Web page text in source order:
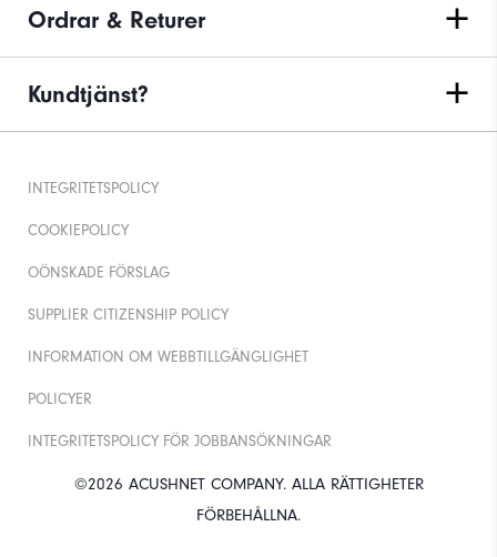
Ordrar & Returer
Kundtjänst?
©2026 ACUSHNET COMPANY. ALLA RÄTTIGHETER
FÖRBEHÅLLNA.
INTEGRITETSPOLICY
COOKIEPOLICY
OÖNSKADE FÖRSLAG
SUPPLIER CITIZENSHIP POLICY
INFORMATION OM WEBBTILLGÄNGLIGHET
POLICYER
INTEGRITETSPOLICY FÖR JOBBANSÖKNINGAR